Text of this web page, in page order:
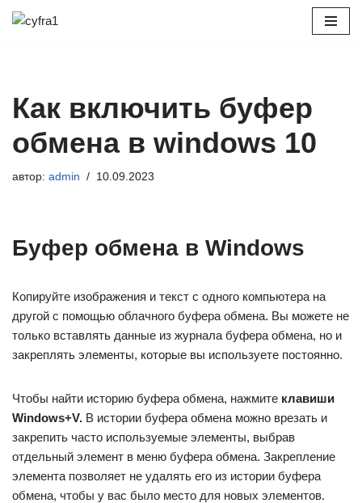
Как включить буфер
обмена в windows 10
автор: admin 10.09.2023
Буфер обмена в Windows
Копируйте изображения и текст с одного компьютера на
другой с помощью облачного буфера обмена. Вы можете не
только вставлять данные из журнала буфера обмена, но и
закреплять элементы, которые вы используете постоянно.
Чтобы найти историю буфера обмена, нажмите клавиши
Windows+V. В истории буфера обмена можно врезать и
закрепить часто используемые элементы, выбрав
отдельный элемент в меню буфера обмена. Закрепление
элемента позволяет не удалять его из истории буфера
обмена, чтобы у вас было место для новых элементов.